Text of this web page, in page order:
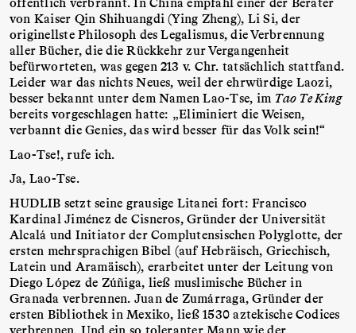
von Kaiser Qin Shihuangdi (Ying Zheng), Li Si, der
originellste Philosoph des Legalismus, die Verbrennung
aller Bücher, die die Rückkehr zur Vergangenheit
befürworteten, was gegen 213 v. Chr. tatsächlich stattfand.
Leider war das nichts Neues, weil der ehrwürdige Laozi,
besser bekannt unter dem Namen Lao-Tse, im Tao Te King
bereits vorgeschlagen hatte: „Eliminiert die Weisen,
verbannt die Genies, das wird besser für das Volk sein!“
Lao-Tse!, rufe ich.
Ja, Lao-Tse.
HUDLIB setzt seine grausige Litanei fort: Francisco
Kardinal Jiménez de Cisneros, Gründer der Universität
Alcalá und Initiator der Complutensischen Polyglotte, der
ersten mehrsprachigen Bibel (auf Hebräisch, Griechisch,
Latein und Aramäisch), erarbeitet unter der Leitung von
Diego López de Zúñiga, ließ muslimische Bücher in
Granada verbrennen. Juan de Zumárraga, Gründer der
ersten Bibliothek in Mexiko, ließ 1530 aztekische Codices
verbrennen. Und ein so toleranter Mann wie der